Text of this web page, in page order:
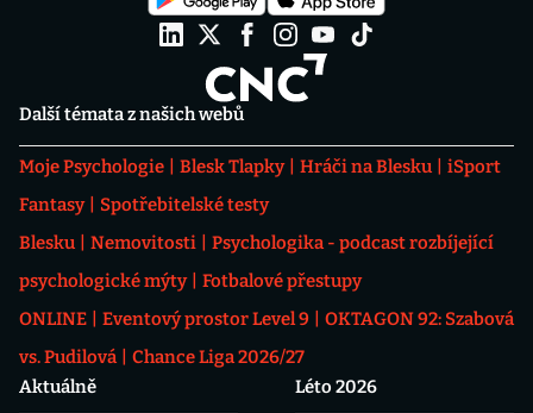
Další témata z našich webů
Moje Psychologie Blesk Tlapky Hráči na Blesku
iSport
Fantasy
Spotřebitelské testy
Blesku
Nemovitosti
Psychologika - podcast rozbíjející
psychologické mýty
Fotbalové přestupy
ONLINE
Eventový prostor Level 9
OKTAGON 92: Szabová
vs. Pudilová
Chance Liga 2026/27
Aktuálně
Léto 2026